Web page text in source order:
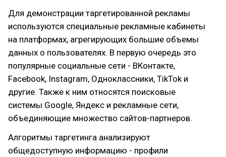
Для демонстрации таргетированной рекламы
используются специальные рекламные кабинеты
на платформах, агрегирующих большие объемы
данных о пользователях. В первую очередь это
популярные социальные сети - ВКонтакте,
Facebook, Instagram, Одноклассники, TikTok и
другие. Также к ним относятся поисковые
системы Google, Яндекс и рекламные сети,
объединяющие множество сайтов-партнеров.
Алгоритмы таргетинга анализируют
общедоступную информацию - профили